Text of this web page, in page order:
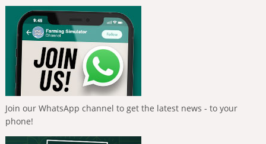
Join our WhatsApp channel to get the latest news - to your
phone!